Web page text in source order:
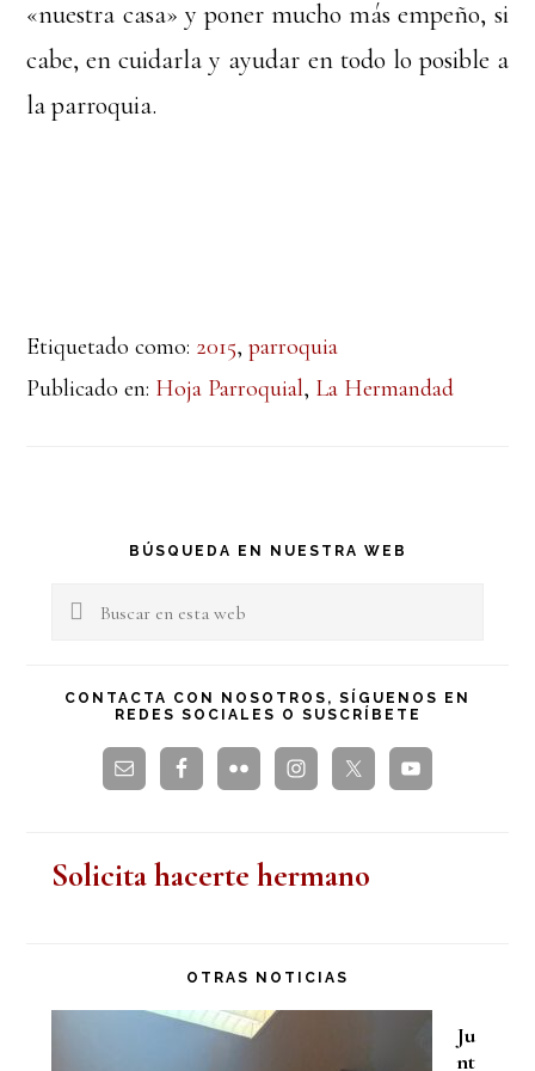
«nuestra casa» y poner mucho más empeño, si
cabe, en cuidarla y ayudar en todo lo posible a
la parroquia.
Etiquetado como: 2015,parroquia
Publicado en: Hoja Parroquial, La Hermandad
Barra
lateral
BÚSQUEDA EN NUESTRA WEB
Buscar
esta
CONTACTA CON NOSOTROS, SÍGUENOS EN
REDES SOCIALES O SUSCRÍBETE
Solicita hacerte hermano
OTRAS NOTICIAS
Ju
nt